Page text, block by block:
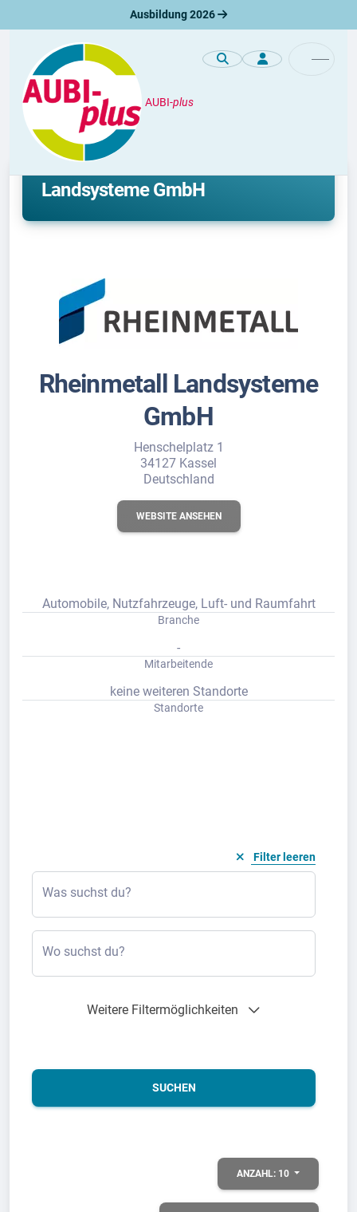
Ausbildung 2026
AUBI-plus
Unternehmen
Ausbildung bei Rheinmetall
Landsysteme GmbH
Rheinmetall Landsysteme
GmbH
Henschelplatz 1
34127 Kassel
Deutschland
WEBSITE ANSEHEN
Automobile, Nutzfahrzeuge, Luft- und Raumfahrt
Branche
-
Mitarbeitende
keine weiteren Standorte
Standorte
Filter leeren
Was suchst du?
Wo suchst du?
Weitere Filtermöglichkeiten
SUCHEN
ANZAHL: 10